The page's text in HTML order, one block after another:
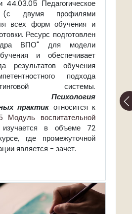
44.03.05 Педагогическое
(с двумя профилями
всех форм обучения и
Ресурс подготовлен
ВПО" для модели
и обеспечивает
результатов обучения
подхода
системы.
Психология
практик относится к
Модуль воспитательной
в объеме 72
где промежуточной
является - зачет.